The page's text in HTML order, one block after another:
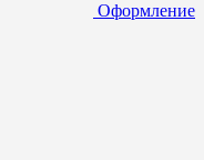
Оформление